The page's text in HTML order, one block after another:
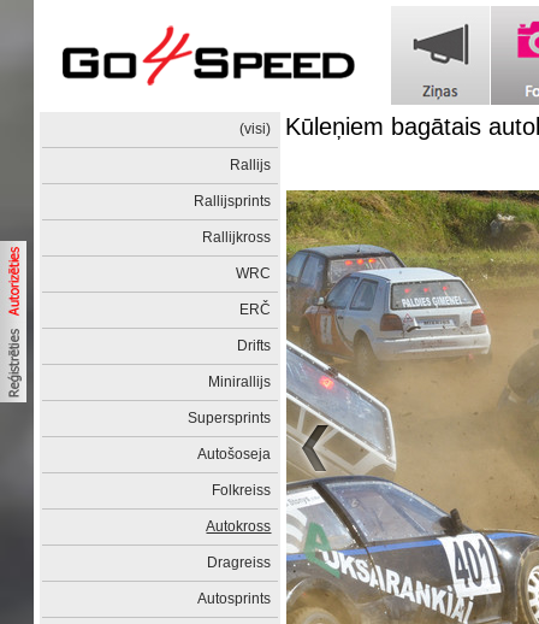
(visi)
Rallijs
Rallijsprints
Rallijkross
WRC
ERČ
Drifts
Minirallijs
Supersprints
Autošoseja
Folkreiss
Autokross
Dragreiss
Autosprints
Kūleņiem bagātais